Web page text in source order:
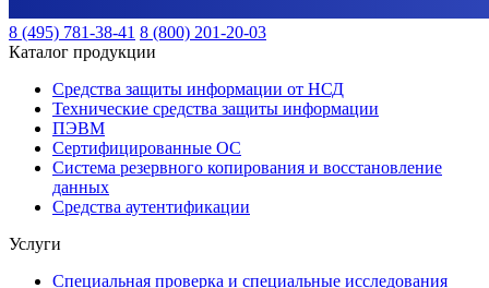
8 (495) 781-38-41 8 (800) 201-20-03
Каталог продукции
Средства защиты информации от НСД
Технические средства защиты информации
ПЭВМ
Сертифицированные ОС
Система резервного копирования и восстановление
данных
Средства аутентификации
Услуги
Специальная проверка и специальные исследования